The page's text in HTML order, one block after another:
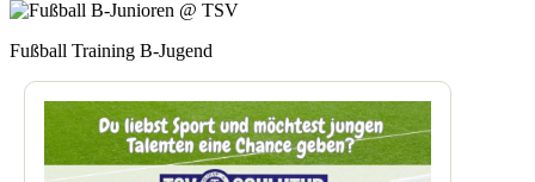
Fußball Training B-Jugend